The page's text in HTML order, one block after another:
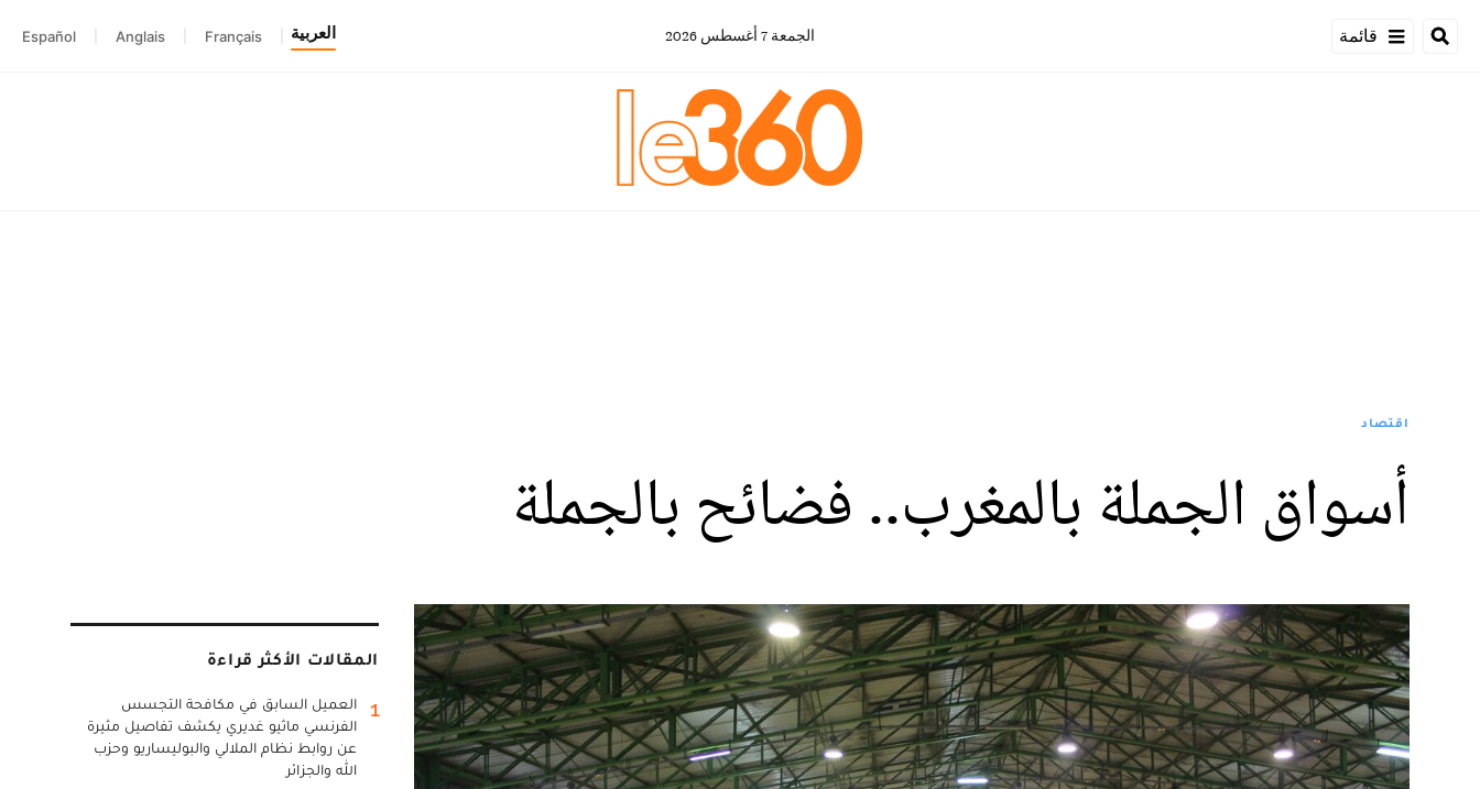
قائمة الجمعة 7 أغسطس 2026 العربية Français
Anglais
Español
اقتصاد
أسواق الجملة بالمغرب.. فضائح بالجملة
المقالات الأكثر قراءة
1
العميل السابق في مكافحة التجسس
الفرنسي ماثيو غديري يكشف تفاصيل مثيرة
عن روابط نظام الملالي والبوليساريو وحزب
الله والجزائر